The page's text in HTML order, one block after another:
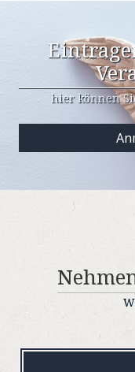
hier können